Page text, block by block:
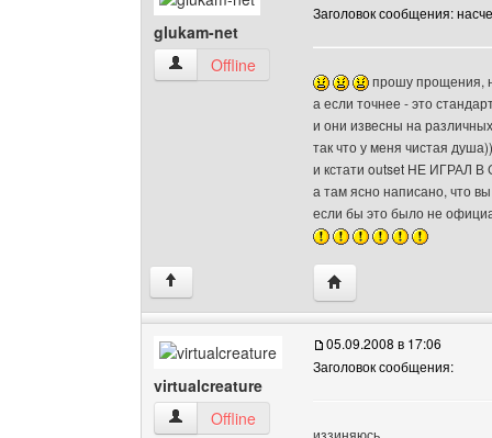
glukam-net
glukam-net Посмотреть профиль
Offline
Заголовок сообщения:
прошу прощения,
а если точнее - это
и они извесны на
так что у меня чистая душа))
и кстати outset НЕ ИГРАЛ В
а там ясно написано, что
если бы это было не
↑ Посетить сайт
virtualcreature
virtualcreature Посмотреть профиль
Offline
05.09.2008 в 17:06
Заголовок сообщения:
иззиняюсь,